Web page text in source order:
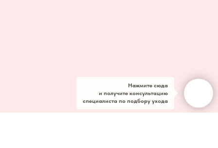
Нажмите сюда
и получите консультацию
специалиста по подбору ухода